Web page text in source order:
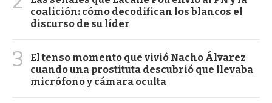
coalición: cómo decodifican los blancos el
discurso de su líder
3
El tenso momento que vivió Nacho Álvarez
cuando una prostituta descubrió que llevaba
micrófono y cámara oculta